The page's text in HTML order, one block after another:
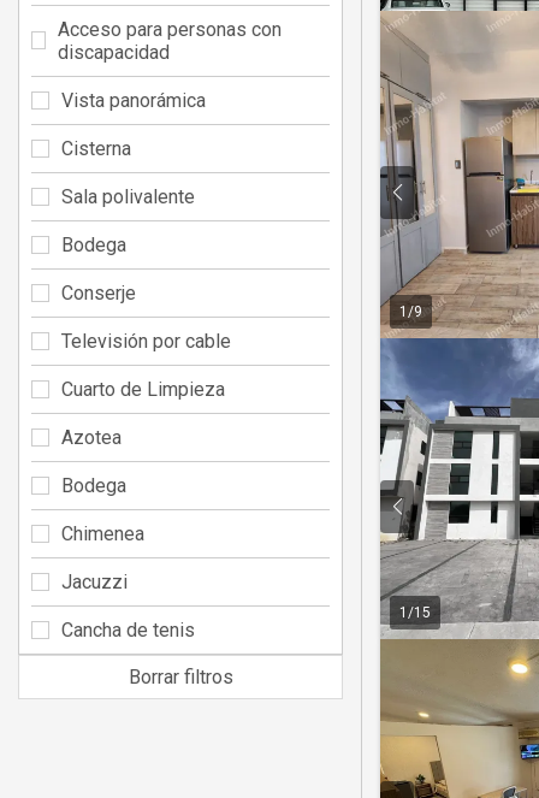
1 /9
1 /15
Acceso para personas con
discapacidad
Vista panorámica
Cisterna
Sala polivalente
Bodega
Conserje
Televisión por cable
Cuarto de Limpieza
Azotea
Bodega
Chimenea
Jacuzzi
Cancha de tenis
Borrar filtros